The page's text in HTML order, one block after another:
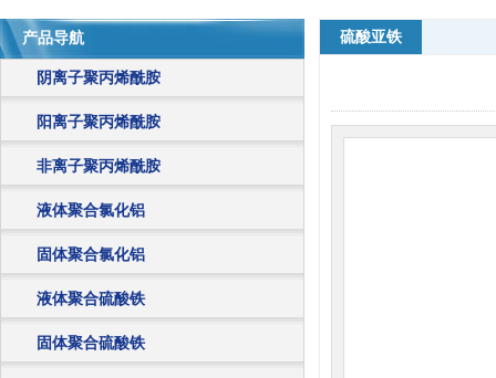
产品导航
阴离子聚丙烯酰胺
阳离子聚丙烯酰胺
非离子聚丙烯酰胺
液体聚合氯化铝
固体聚合氯化铝
液体聚合硫酸铁
固体聚合硫酸铁
硫酸亚铁